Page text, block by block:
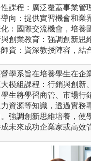
課程：廣泛覆蓋事業管
向：提供實習機會和業
：國際交流機會，培養
創業教育：強調創新思
資：資深教授陣容，結
學系旨在培養學生在企
模組課程：行銷與創新
生將學習商管、市場行
資源等知識，透過實務
強調創新思維培養，使
未來成功企業家或高效